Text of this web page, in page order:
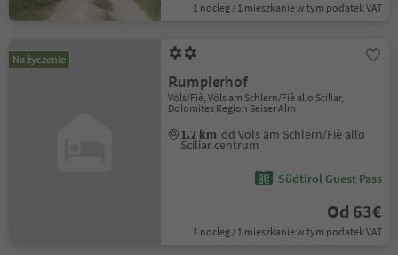
1 nocleg / 1 mieszkanie w tym podatek VAT
Na życzenie
Rumplerhof
Völs/Fiè, Völs am Schlern/Fiè allo Sciliar,
Dolomites Region Seiser Alm
1.2 km od Völs am Schlern/Fiè allo
Sciliar centrum
Südtirol Guest Pass
Od 63€
1 nocleg / 1 mieszkanie w tym podatek VAT